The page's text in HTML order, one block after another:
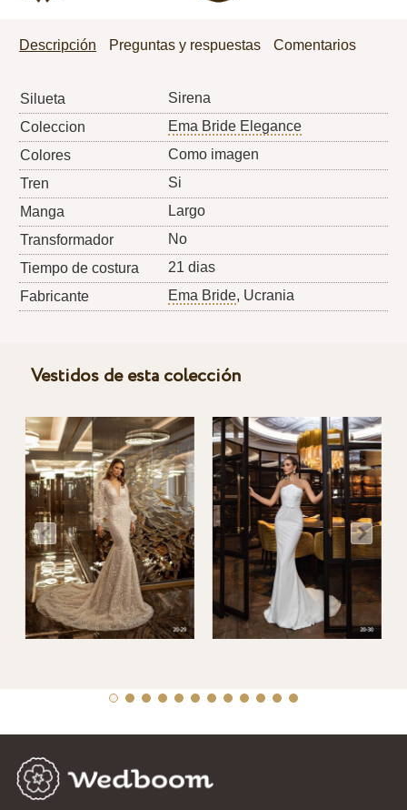
Descripción Preguntas y respuestas Comentarios
Silueta
Sirena
Coleccion
Ema Bride Elegance
Colores
Como imagen
Tren
Si
Manga
Largo
Transformador
No
Tiempo de costura
21 dias
Fabricante
Ema Bride, Ucrania
Vestidos de esta colección